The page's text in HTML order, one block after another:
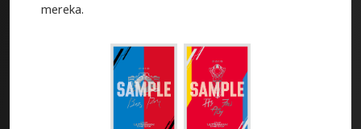
mereka.